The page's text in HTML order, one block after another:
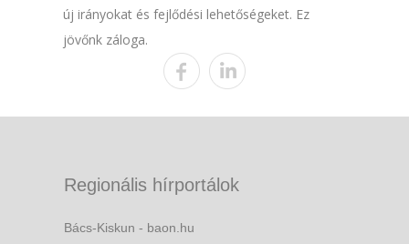
új irányokat és fejlődési lehetőségeket. Ez
jövőnk záloga.
Regionális hírportálok
Bács-Kiskun - baon.hu